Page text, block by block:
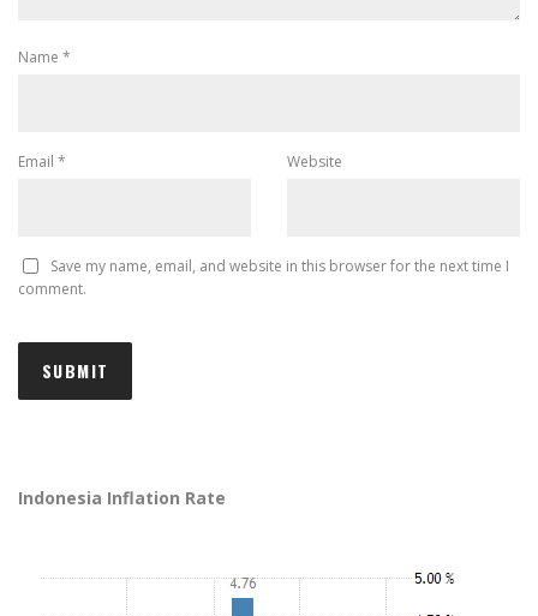
Name *
Email * Website
Save my name, email, and website in this browser for the next time I
comment.
Indonesia Inflation Rate